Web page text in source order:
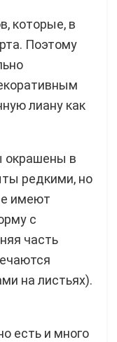
которые, в
Поэтому
лиану как
окрашены в
редкими, но
имеют
с
часть
на листьях).
есть и много